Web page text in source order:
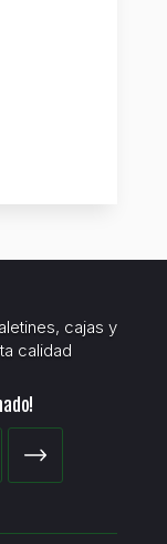
cajas y
calidad